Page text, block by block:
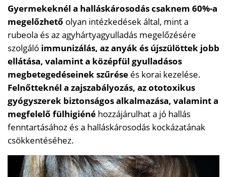
Gyermekeknél a halláskárosodás csaknem 60%-a
megelőzhető olyan intézkedések által, mint a
rubeola és az agyhártyagyulladás megelőzésére
szolgáló immunizálás, az anyák és újszülöttek jobb
ellátása, valamint a középfül gyulladásos
megbetegedéseinek szűrése és korai kezelése.
Felnőtteknél a zajszabályozás, az ototoxikus
gyógyszerek biztonságos alkalmazása, valamint a
megfelelő fülhigiéné hozzájárulhat a jó hallás
fenntartásához és a halláskárosodás kockázatának
csökkentéséhez.